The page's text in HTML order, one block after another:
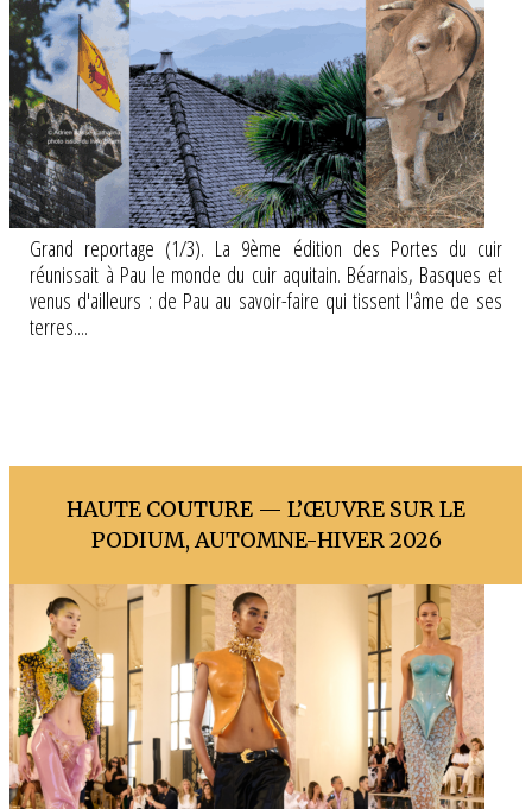
Grand reportage (1/3). La 9ème édition des Portes du cuir
réunissait à Pau le monde du cuir aquitain. Béarnais, Basques et
venus d'ailleurs : de Pau au savoir-faire qui tissent l'âme de ses
terres....
HAUTE COUTURE — L’ŒUVRE SUR LE
PODIUM, AUTOMNE-HIVER 2026